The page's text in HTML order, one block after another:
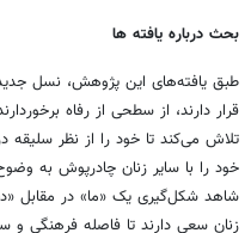
بحث درباره یافته ها
طبق یافته‌های این پژوهش، نسل
قرار دارند، از سطحی از رفاه
تلاش می‌کند تا خود را از نظر سلیقه
خود را با سایر زنان چادرپوش به
شاهد شکل‌گیری یک «ما» در مقابل
زنان سعی دارند تا فاصله فرهنگی و